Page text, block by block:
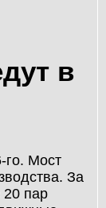
в
го. Мост
За
20 пар